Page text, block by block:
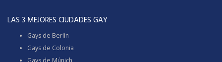
LAS 3 MEJORES CIUDADES GAY
Gays de Berlín
Gays de Colonia
Gays de Múnich